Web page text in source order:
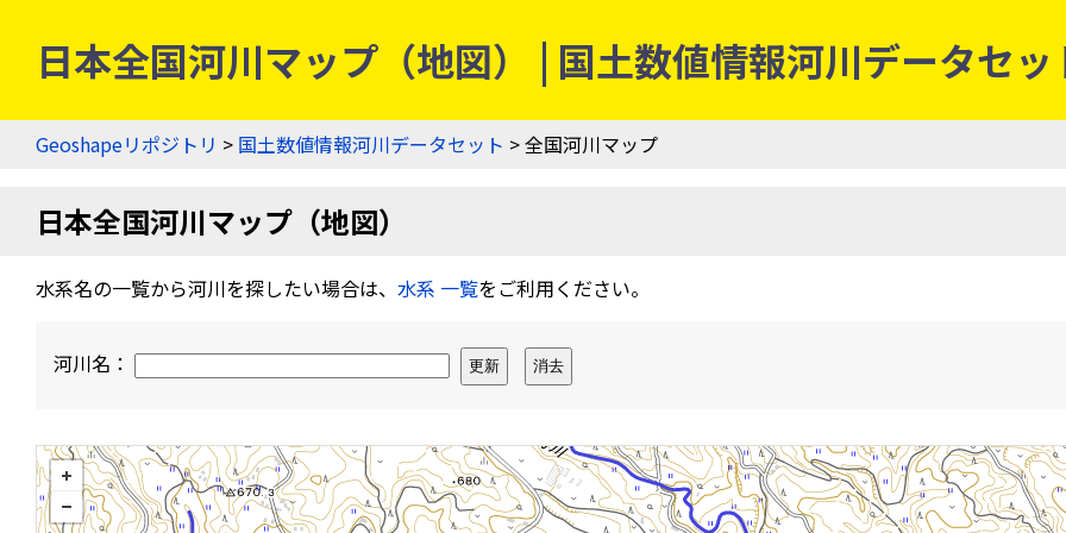
日本全国河川マップ（地図） | 国土数値情報河川データセッ
Geoshapeリポジトリ > 国土数値情報河川データセット > 全国河川マップ
日本全国河川マップ（地図）
水系名の一覧から河川を探したい場合は、 水系 一覧をご利用ください。
河川名：